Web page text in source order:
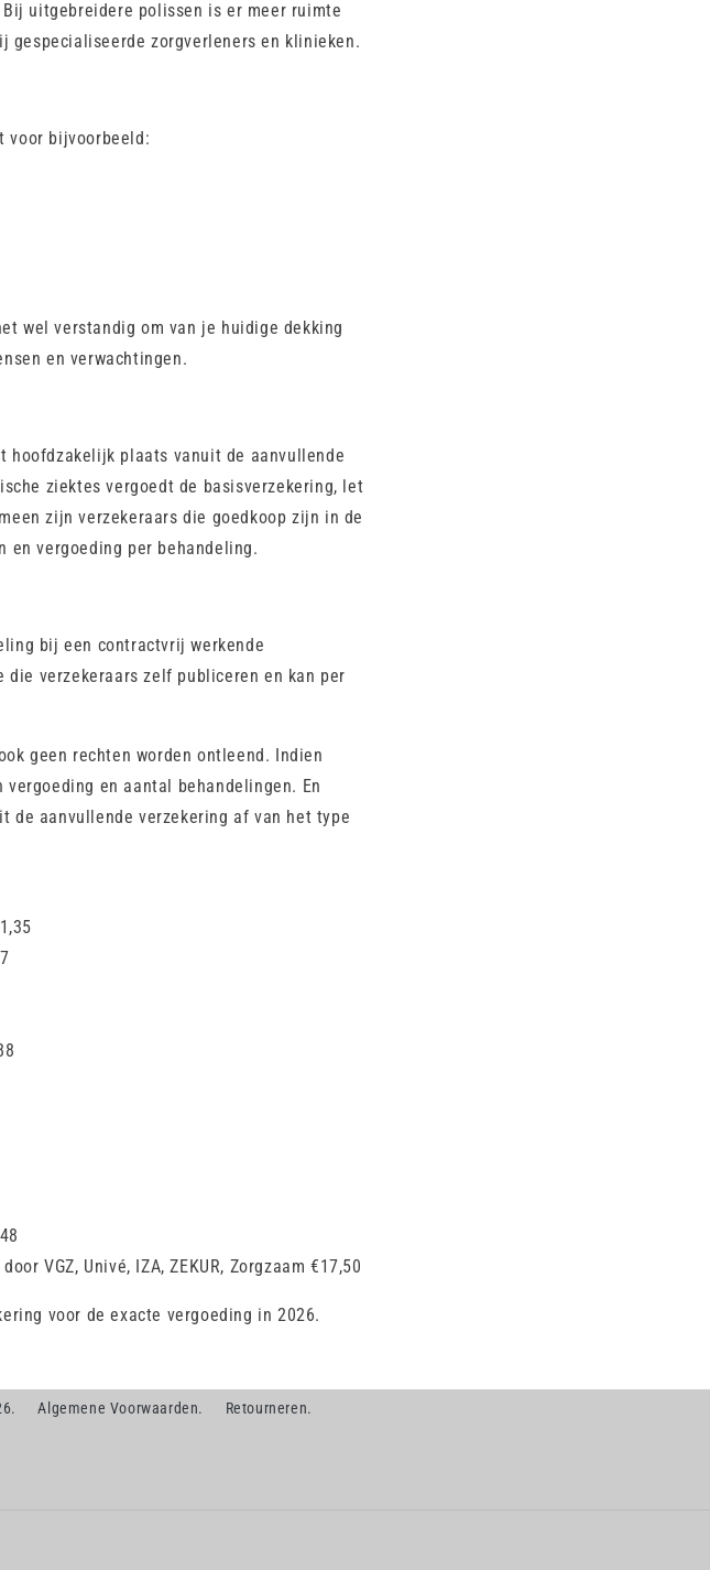
uitgebreidere polissen is er meer ruimte
zorgverleners en klinieken.
voor bijvoorbeeld:
wel verstandig om van je huidige dekking
en verwachtingen.
hoofdzakelijk plaats vanuit de aanvullende
ziektes vergoedt de basisverzekering, let
zijn verzekeraars die goedkoop zijn in de
en vergoeding per behandeling.
bij een contractvrij werkende
verzekeraars zelf publiceren en kan per
geen rechten worden ontleend. Indien
en aantal behandelingen. En
de aanvullende verzekering af van het type
VGZ, Univé, IZA, ZEKUR, Zorgzaam €17,50
voor de exacte vergoeding in 2026.
Algemene Voorwaarden. Retourneren.